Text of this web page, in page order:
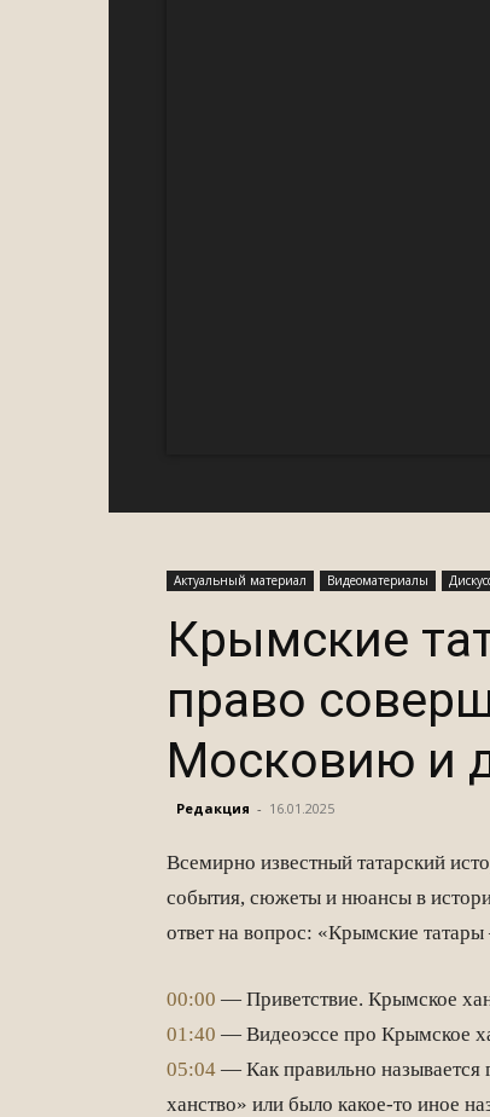
Актуальный материал Видеоматериалы
Крымские
право
Московию и
Редакция - 16.01.2025
Всемирно известный татарский
события, сюжеты и нюансы в
ответ на вопрос: «Крымские
00:00 — Приветствие. Крымское
01:40 — Видеоэссе про Крымское
05:04 — Как правильно называется
ханство» или было какое-то иное